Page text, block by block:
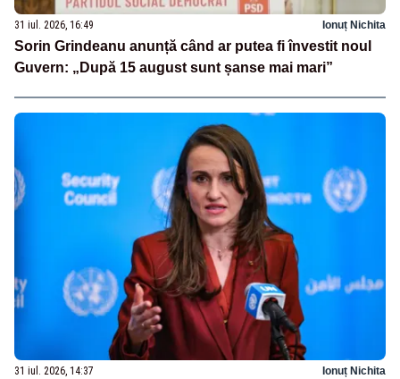
31 iul. 2026, 16:49 Ionuț Nichita
Sorin Grindeanu anunță când ar putea fi învestit noul
Guvern: „După 15 august sunt șanse mai mari”
31 iul. 2026, 14:37 Ionuț Nichita